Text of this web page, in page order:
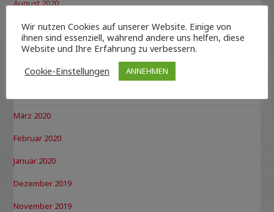
August 2020
Juli 2020
Juni 2020
Mai 2020
März 2020
Februar 2020
Januar 2020
Dezember 2019
November 2019
Wir nutzen Cookies auf unserer Website. Einige von
ihnen sind essenziell, während andere uns helfen, diese
Website und Ihre Erfahrung zu verbessern.
Cookie-Einstellungen
ANNEHMEN